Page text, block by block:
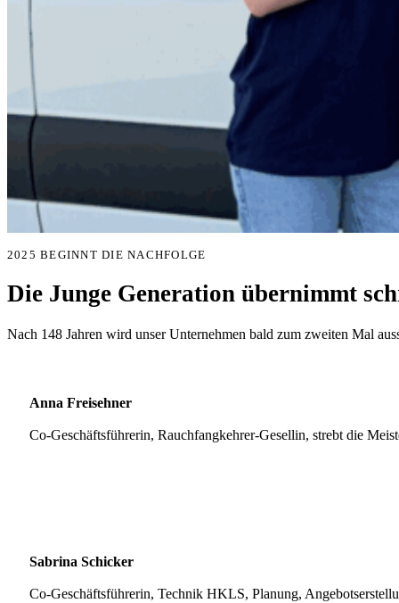
2025 BEGINNT DIE NACHFOLGE
Die Junge Generation übernimmt
Nach 148 Jahren wird unser Unternehmen bald zum zweiten Mal
Anna Freisehner
Co-Geschäftsführerin, Rauchfangkehrer-Gesellin, strebt die
Sabrina Schicker
Co-Geschäftsführerin, Technik HKLS, Planung,